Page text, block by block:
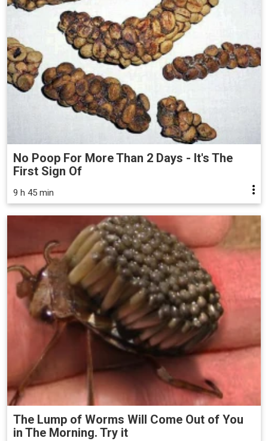
No Poop For More Than 2 Days - It's The
First Sign Of
9 h 45 min
The Lump of Worms Will Come Out of You
in The Morning. Try it